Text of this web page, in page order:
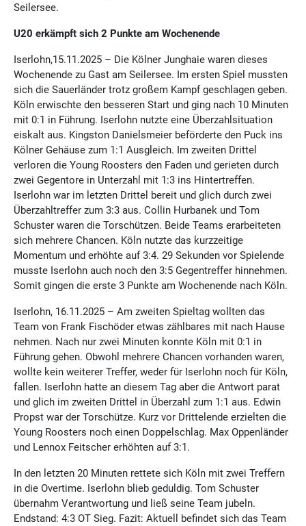
Seilersee.
U20 erkämpft sich 2 Punkte am Wochenende
Iserlohn,15.11.2025 – Die Kölner Junghaie waren dieses
Wochenende zu Gast am Seilersee. Im ersten Spiel mussten
sich die Sauerländer trotz großem Kampf geschlagen geben.
Köln erwischte den besseren Start und ging nach 10 Minuten
mit 0:1 in Führung. Iserlohn nutzte eine Überzahlsituation
eiskalt aus. Kingston Danielsmeier beförderte den Puck ins
Kölner Gehäuse zum 1:1 Ausgleich. Im zweiten Drittel
verloren die Young Roosters den Faden und gerieten durch
zwei Gegentore in Unterzahl mit 1:3 ins Hintertreffen.
Iserlohn war im letzten Drittel bereit und glich durch zwei
Überzahltreffer zum 3:3 aus. Collin Hurbanek und Tom
Schuster waren die Torschützen. Beide Teams erarbeiteten
sich mehrere Chancen. Köln nutzte das kurzzeitige
Momentum und erhöhte auf 3:4. 29 Sekunden vor Spielende
musste Iserlohn auch noch den 3:5 Gegentreffer hinnehmen.
Somit gingen die erste 3 Punkte am Wochenende nach Köln.
Iserlohn, 16.11.2025 – Am zweiten Spieltag wollten das
Team von Frank Fischöder etwas zählbares mit nach Hause
nehmen. Nach nur zwei Minuten konnte Köln mit 0:1 in
Führung gehen. Obwohl mehrere Chancen vorhanden waren,
wollte kein weiterer Treffer, weder für Iserlohn noch für Köln,
fallen. Iserlohn hatte an diesem Tag aber die Antwort parat
und glich im zweiten Drittel in Überzahl zum 1:1 aus. Edwin
Propst war der Torschütze. Kurz vor Drittelende erzielten die
Young Roosters noch einen Doppelschlag. Max Oppenländer
und Lennox Feitscher erhöhten auf 3:1.
In den letzten 20 Minuten rettete sich Köln mit zwei Treffern
in die Overtime. Iserlohn blieb geduldig. Tom Schuster
übernahm Verantwortung und ließ seine Team jubeln.
Endstand: 4:3 OT Sieg. Fazit: Aktuell befindet sich das Team